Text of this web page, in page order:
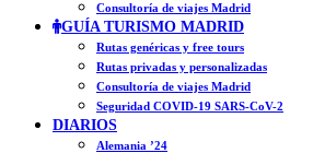
Consultoría de viajes Madrid
GUÍA TURISMO MADRID
Rutas genéricas y free tours
Rutas privadas y personalizadas
Consultoría de viajes Madrid
Seguridad COVID-19 SARS-CoV-2
DIARIOS
Alemania ’24